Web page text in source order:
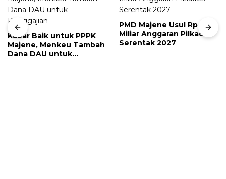
Baik untuk PPPK
Menkeu Tambah
DAU untuk
PMD Majene Usul Rp 1,8
Miliar Anggaran Pilkades
Serentak 2027